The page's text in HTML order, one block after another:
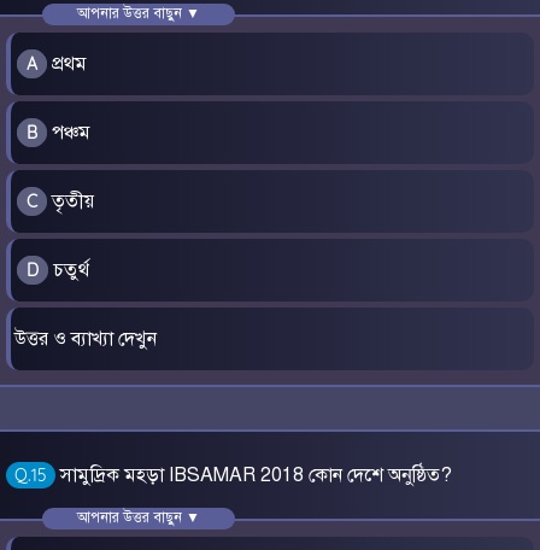
আপনার উত্তর বাছুন ▼
A প্রথম
B পঞ্চম
C তৃতীয়
D চতুর্থ
উত্তর ও ব্যাখ্যা দেখুন
Q.15 সামুদ্রিক মহড়া IBSAMAR 2018 কোন দেশে অনুষ্ঠিত?
আপনার উত্তর বাছুন ▼